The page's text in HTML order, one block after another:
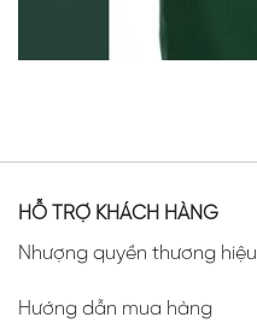
HỖ TRỢ KHÁCH HÀNG
Nhượng quyền thương hiệu
Hướng dẫn mua hàng